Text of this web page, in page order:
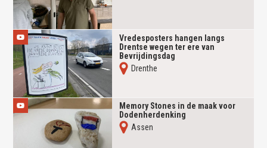
Vredesposters hangen langs
Drentse wegen ter ere van
Bevrijdingsdag
Drenthe
Memory Stones in de maak voor
Dodenherdenking
Assen